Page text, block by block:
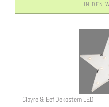
IN DEN
Clayre & Eef Dekostern LED